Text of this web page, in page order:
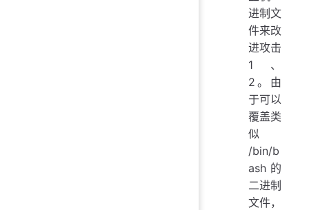
进制文
件来改
进攻击
1、
2。由
于可以
覆盖类
似
/bin/b
ash的
二进制
文件，